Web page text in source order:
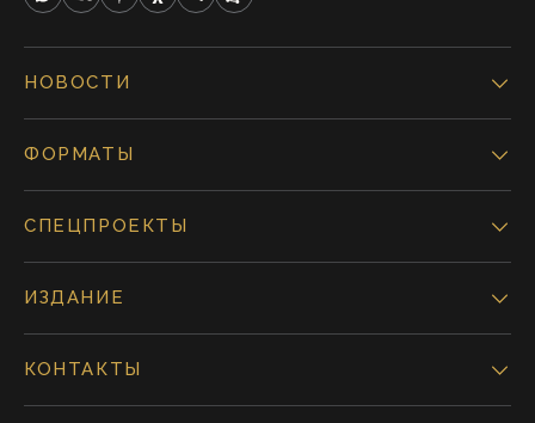
НОВОСТИ
ФОРМАТЫ
СПЕЦПРОЕКТЫ
ИЗДАНИЕ
КОНТАКТЫ